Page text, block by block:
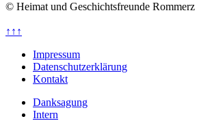
© Heimat und Geschichtsfreunde Rommerz
↑↑↑
Impressum
Datenschutzerklärung
Kontakt
Danksagung
Intern